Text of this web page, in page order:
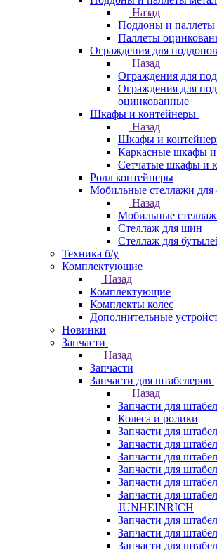
Назад
Поддоны и паллеты
Паллеты
Ограждения для
Назад
Ограждения для
Ограждения для
оцинкованные
Шкафы и контейнеры
Назад
Шкафы и
Каркасные шкафы
Сетчатые шкафы и
Ролл контейнеры
Мобильные стеллажи для
Назад
Мобильные
Стеллаж для шин
Стеллаж для
Техника б/у
Комплектующие
Назад
Комплектующие
Комплекты колес
Дополнительные
Новинки
Запчасти
Назад
Запчасти
Запчасти для штабелеров
Назад
Запчасти для
Колеса и ролики
Запчасти для
Запчасти для
Запчасти для
Запчасти для
Запчасти для
Запчасти для
JUNHEINRICH
Запчасти для
Запчасти для
Запчасти для